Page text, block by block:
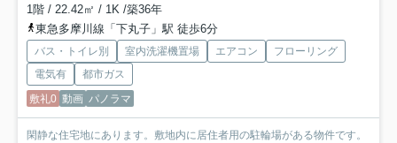
1階 / 22.42㎡ / 1K /築36年
東急多摩川線「下丸子」駅 徒歩6分
バス・トイレ別 室内洗濯機置場 エアコン
フローリング
電気有
都市ガス
敷礼0 動画 パノラマ
閑静な住宅地にあります。敷地内に居住者用の駐輪場がある物件です。